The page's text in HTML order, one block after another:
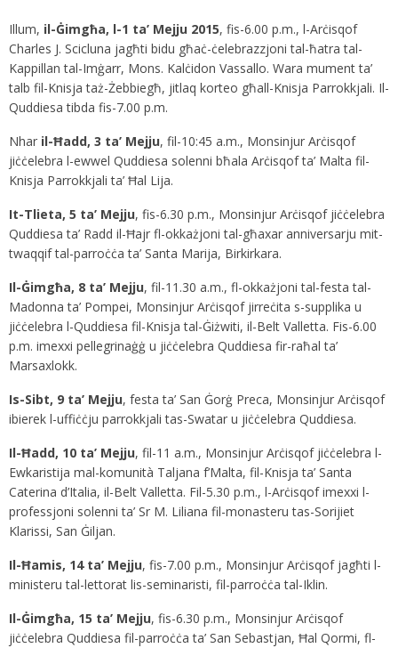
Illum, il-Ġimgħa, l-1 ta’ Mejju 2015, fis-6.00 p.m., l-Arċisqof
Charles J. Scicluna jagħti bidu għaċ-ċelebrazzjoni tal-ħatra tal-
Kappillan tal-Imġarr, Mons. Kalċidon Vassallo. Wara mument ta’
talb fil-Knisja taż-Żebbiegħ, jitlaq korteo għall-Knisja Parrokkjali. Il-
Quddiesa tibda fis-7.00 p.m.
Nhar il-Ħadd, 3 ta’ Mejju, fil-10:45 a.m., Monsinjur Arċisqof
jiċċelebra l-ewwel Quddiesa solenni bħala Arċisqof ta’ Malta fil-
Knisja Parrokkjali ta’ Ħal Lija.
It-Tlieta, 5 ta’ Mejju, fis-6.30 p.m., Monsinjur Arċisqof jiċċelebra
Quddiesa ta’ Radd il-Ħajr fl-okkażjoni tal-għaxar anniversarju mit-
twaqqif tal-parroċċa ta’ Santa Marija, Birkirkara.
Il-Ġimgħa, 8 ta’ Mejju, fil-11.30 a.m., fl-okkażjoni tal-festa tal-
Madonna ta’ Pompei, Monsinjur Arċisqof jirreċita s-supplika u
jiċċelebra l-Quddiesa fil-Knisja tal-Ġiżwiti, il-Belt Valletta. Fis-6.00
p.m. imexxi pellegrinaġġ u jiċċelebra Quddiesa fir-raħal ta’
Marsaxlokk.
Is-Sibt, 9 ta’ Mejju, festa ta’ San Ġorġ Preca, Monsinjur Arċisqof
ibierek l-uffiċċju parrokkjali tas-Swatar u jiċċelebra Quddiesa.
Il-Ħadd, 10 ta’ Mejju, fil-11 a.m., Monsinjur Arċisqof jiċċelebra l-
Ewkaristija mal-komunità Taljana f’Malta, fil-Knisja ta’ Santa
Caterina d’Italia, il-Belt Valletta. Fil-5.30 p.m., l-Arċisqof imexxi l-
professjoni solenni ta’ Sr M. Liliana fil-monasteru tas-Sorijiet
Klarissi, San Ġiljan.
Il-Ħamis, 14 ta’ Mejju, fis-7.00 p.m., Monsinjur Arċisqof jagħti l-
ministeru tal-lettorat lis-seminaristi, fil-parroċċa tal-Iklin.
Il-Ġimgħa, 15 ta’ Mejju, fis-6.30 p.m., Monsinjur Arċisqof
jiċċelebra Quddiesa fil-parroċċa ta’ San Sebastjan, Ħal Qormi, fl-